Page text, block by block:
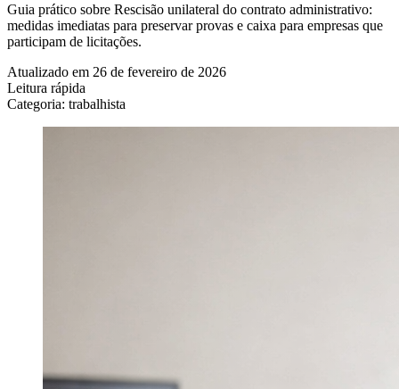
Guia prático sobre Rescisão unilateral do contrato administrativo:
medidas imediatas para preservar provas e caixa para empresas que
participam de licitações.
Atualizado em 26 de fevereiro de 2026
Leitura rápida
Categoria: trabalhista